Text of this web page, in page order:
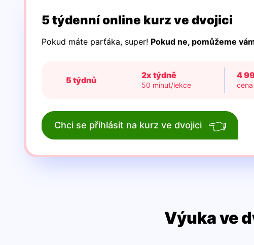
5 týdenní online kurz ve dvojici
Pokud máte parťáka, super! Pokud ne, pomůžeme
5 týdnů 2x týdně
50 minut/lekce
4
Chci se přihlásit na kurz ve dvojici 👈
Výuka ve